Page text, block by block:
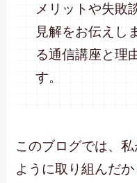
メリットや失敗
見解をお伝え
る通信講座と理
す。
このブログでは、
ように取り組んだ